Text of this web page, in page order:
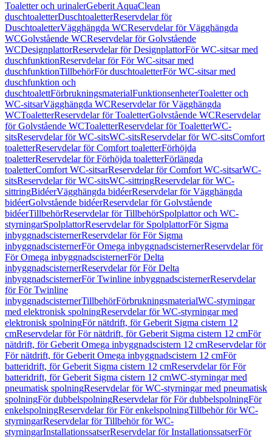
Toaletter och urinalerGeberit AquaClean
duschtoaletterDuschtoaletterReservdelar för
DuschtoaletterVägghängda WCReservdelar för Vägghängda
WCGolvstående WCReservdelar för Golvstående
WCDesignplattorReservdelar för DesignplattorFör WC-sitsar med
duschfunktionReservdelar för För WC-sitsar med
duschfunktionTillbehörFör duschtoaletterFör WC-sitsar med
duschfunktion och
duschtoalettFörbrukningsmaterialFunktionsenheterToaletter och
WC-sitsarVägghängda WCReservdelar för Vägghängda
WCToaletterReservdelar för ToaletterGolvstående WCReservdelar
för Golvstående WCToaletterReservdelar för ToaletterWC-
sitsReservdelar för WC-sitsWC-sitsReservdelar för WC-sitsComfort
toaletterReservdelar för Comfort toaletterFörhöjda
toaletterReservdelar för Förhöjda toaletterFörlängda
toaletterComfort WC-sitsarReservdelar för Comfort WC-sitsarWC-
sitsReservdelar för WC-sitsWC-sittringReservdelar för WC-
sittringBidéerVägghängda bidéerReservdelar för Vägghängda
bidéerGolvstående bidéerReservdelar för Golvstående
bidéerTillbehörReservdelar för TillbehörSpolplattor och WC-
styrningarSpolplattorReservdelar för SpolplattorFör Sigma
inbyggnadscisternerReservdelar för För Sigma
inbyggnadscisternerFör Omega inbyggnadscisternerReservdelar för
För Omega inbyggnadscisternerFör Delta
inbyggnadscisternerReservdelar för För Delta
inbyggnadscisternerFör Twinline inbyggnadscisternerReservdelar
för För Twinline
inbyggnadscisternerTillbehörFörbrukningsmaterialWC-styrningar
med elektronisk spolningReservdelar för WC-styrningar med
elektronisk spolningFör nätdrift, för Geberit Sigma cistern 12
cmReservdelar för För nätdrift, för Geberit Sigma cistern 12 cmFör
nätdrift, för Geberit Omega inbyggnadscistern 12 cmReservdelar för
För nätdrift, för Geberit Omega inbyggnadscistern 12 cmFör
batteridrift, för Geberit Sigma cistern 12 cmReservdelar för För
batteridrift, för Geberit Sigma cistern 12 cmWC-styrningar med
pneumatisk spolningReservdelar för WC-styrningar med pneumatisk
spolningFör dubbelspolningReservdelar för För dubbelspolningFör
enkelspolningReservdelar för För enkelspolningTillbehör för WC-
styrningarReservdelar för Tillbehör för WC-
styrningarInstallationssatserReservdelar för InstallationssatserFör